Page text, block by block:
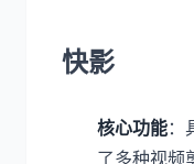
快影
核心功能：
了多种视频